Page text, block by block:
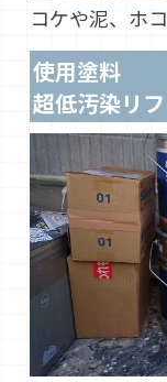
コケや泥、ホ
使用塗料
超低汚染リ